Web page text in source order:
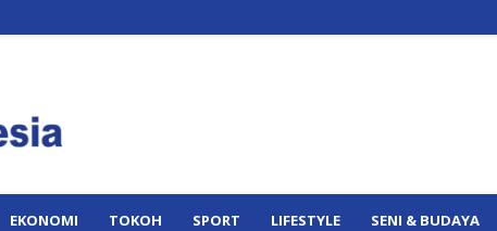
EKONOMI TOKOH SPORT LIFESTYLE SENI & BUDAYA